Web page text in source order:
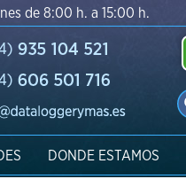
de 8:00 h. a 15:00 h.
DONDE ESTAMOS